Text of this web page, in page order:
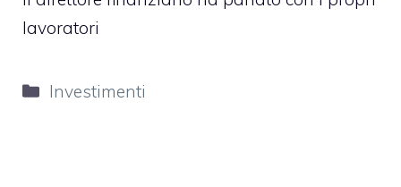
lavoratori
Categorie
Investimenti